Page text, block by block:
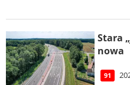
Stara
nowa
91